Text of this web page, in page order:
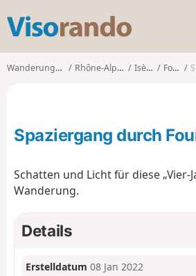
s
o
o
Wanderungen Rhône-Alpes Isère Four
Spaziergang durch
Schatten und Licht für diese „Vier-
Wanderung.
Details
Erstelldatum 08 Jan 2022